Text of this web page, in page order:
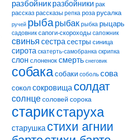
разбойник разбойники рак
рассказ рассказы репка роза русалка
ручей рыбарыбак рыбка рыцарь
садовник сапоги-скороходы сапожник
свинья сестра сестры синица
сирота скатерть-самобранка скрипка
слон слоненок смерть снеговик
собакасобаки соболь сова
сокол сокровища солдат
солнцесоловей сорока
старикстаруха
старушка стихи агнии